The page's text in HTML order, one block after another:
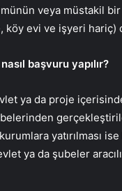
veya müstakil
köy evi ve işyeri hariç)
başvuru yapılır?
ya da proje
yatırılması ise
ya da şubeler